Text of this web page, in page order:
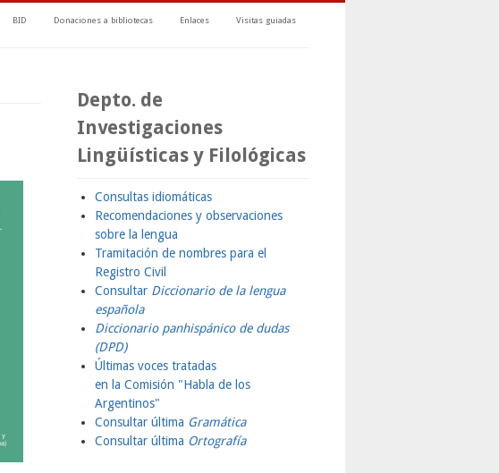
BID Donaciones a bibliotecas Enlaces Visitas guiadas
Depto. de
Investigaciones
Lingüísticas y Filológicas
Consultas idiomáticas
Recomendaciones y observaciones
sobre la lengua
Tramitación de nombres para el
Registro Civil
Consultar Diccionario de la lengua
española
Diccionario panhispánico de dudas
(DPD)
Últimas voces tratadas
en la Comisión "Habla de los
Argentinos"
Consultar última Gramática
Consultar última Ortografía